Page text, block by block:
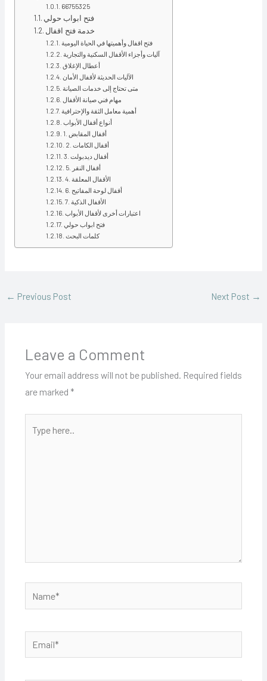
66755325
فتح ابواب حولي
خدمة فتح اقفال
فتح اقفال وأهميتها في الحياة اليومية
آليات وأجزاء الأقفال السكنية والتجارية
أعطال الإغلاق
الآليات الحديثة لأقفال الأمان
متى تحتاج إلى خدمات الصيانة
مهام فني صيانة الأقفال
أهمية معامل الثقة والإحترافية
أنواع أقفال الأبواب
1. أقفال المقابض
2. أقفال الكامات
3. أقفال ديدبولت
5. أقفال النقر
4. الأقفال المعلقة
6. أقفال لوحة المفاتيح
7. الأقفال الذكية
اعتبارات أخرى لأقفال الأبواب
فتح ابواب حولي
كلمات البحث
← Previous Post Next Post →
Leave a Comment
Your email address will not be published. Required fields
are marked *
here..
Email*